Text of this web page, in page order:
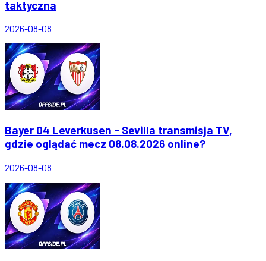
taktyczna
2026-08-08
Bayer 04 Leverkusen - Sevilla transmisja TV,
gdzie oglądać mecz 08.08.2026 online?
2026-08-08